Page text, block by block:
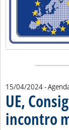
15/04/2024-
UE,
incontro